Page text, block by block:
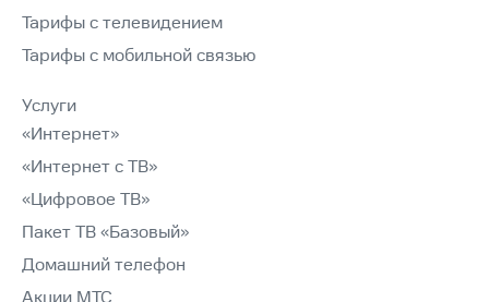
Тарифы с телевидением
Тарифы с мобильной связью
Услуги
«Интернет»
«Интернет с ТВ»
«Цифровое ТВ»
Пакет ТВ «Базовый»
Домашний телефон